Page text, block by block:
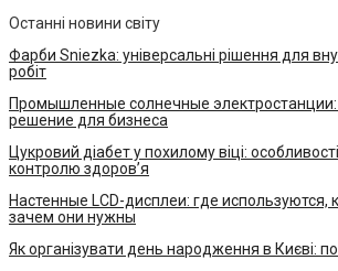
Останні новини світу
Фарби Sniezka: універсальні рішення для
робіт
Промышленные солнечные
решение для бизнеса
Цукровий діабет у похилому віці:
контролю здоров’я
Настенные LCD-дисплеи: где используются,
зачем они нужны
Як організувати день народження в Києві: